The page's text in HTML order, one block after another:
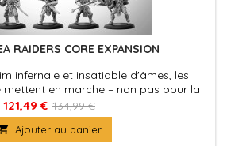
RAIDERS CORE EXPANSION
infernale et insatiable d'âmes, les
en marche – non pas pour la
le gain matériel, mais à la recherche
promise par leurs maîtres.
121,49 € 134,99 €
Ajouter au panier